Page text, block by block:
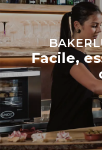
Facile,